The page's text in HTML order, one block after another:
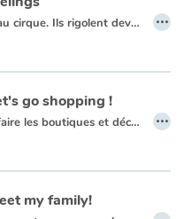
Cat and Mouse vont au cirque. Ils rigolent devant les clowns, sont effrayés face aux tigres et Cat se met en colère lorsqu’un éléphant l’asperge avec de l’eau. Beaucoup d’émotions en une journée ! …
go shopping !
Cat and Mouse vont faire les boutiques et découvrir le nom des vêtements en anglais : a skirt, a T-shirt, shoes, sunglasses… Mais un chat et une souris sont-ils vraiment faits pour porter des vêtements ? …
my family!